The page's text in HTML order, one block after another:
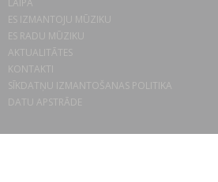
LAIPA
ES IZMANTOJU MŪZIKU
ES RADU MŪZIKU
AKTUALITĀTES
KONTAKTI
SĪKDATŅU IZMANTOŠANAS POLITIKA
DATU APSTRĀDE